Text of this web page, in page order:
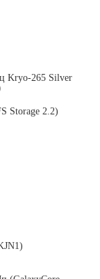
Kryo-265 Silver
Storage 2.2)